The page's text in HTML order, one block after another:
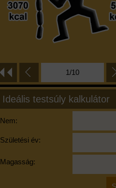
1/10
Ideális testsúly kalkulátor
Nem:
Születési év:
Magasság: